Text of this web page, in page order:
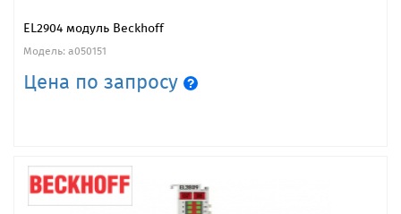
EL2904 модуль Beckhoff
Модель: a050151
Цена по запросу